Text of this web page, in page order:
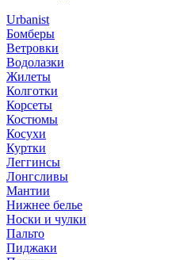
Urbanist
Бомберы
Ветровки
Водолазки
Жилеты
Колготки
Корсеты
Костюмы
Косухи
Куртки
Леггинсы
Лонгсливы
Мантии
Нижнее белье
Носки и чулки
Пальто
Пиджаки